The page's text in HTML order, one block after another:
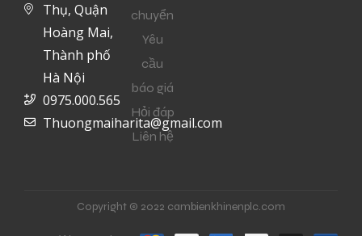
Thụ, Quận
Hoàng Mai,
Thành phố
Hà Nội
0975.000.565
Thuongmaiharita@gmail.com
chuyển
Yêu
cầu
báo giá
Hỏi đáp
Liên hệ
Copyright © 2022 cambienkhinenplc.com